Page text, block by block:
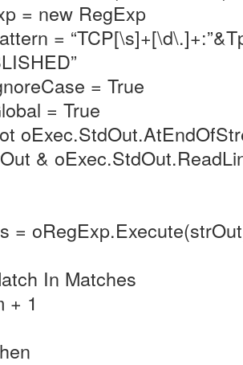
= new RegExp
=
= True
= True
&
=
In Matches
+ 1